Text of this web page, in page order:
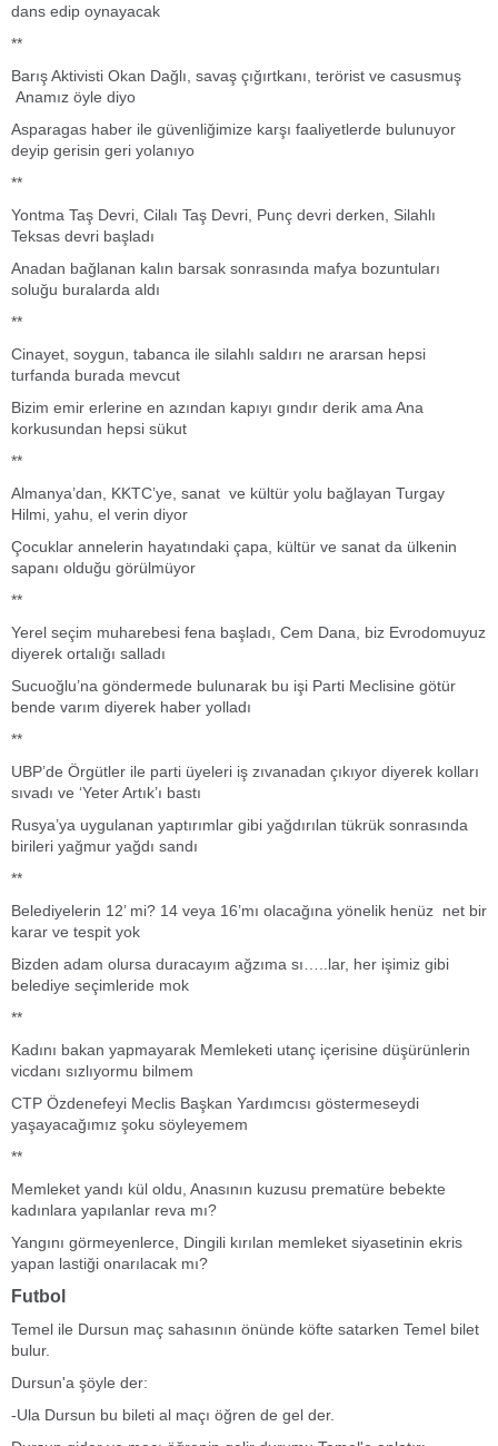
dans edip oynayacak
**
Barış Aktivisti Okan Dağlı, savaş çığırtkanı, terörist ve casusmuş
Anamız öyle diyo
Asparagas haber ile güvenliğimize karşı faaliyetlerde bulunuyor
deyip gerisin geri yolanıyo
**
Yontma Taş Devri, Cilalı Taş Devri, Punç devri derken, Silahlı
Teksas devri başladı
Anadan bağlanan kalın barsak sonrasında mafya bozuntuları
soluğu buralarda aldı
**
Cinayet, soygun, tabanca ile silahlı saldırı ne ararsan hepsi
turfanda burada mevcut
Bizim emir erlerine en azından kapıyı gındır derik ama Ana
korkusundan hepsi sükut
**
Almanya’dan, KKTC’ye, sanat ve kültür yolu bağlayan Turgay
Hilmi, yahu, el verin diyor
Çocuklar annelerin hayatındaki çapa, kültür ve sanat da ülkenin
sapanı olduğu görülmüyor
**
Yerel seçim muharebesi fena başladı, Cem Dana, biz Evrodomuyuz
diyerek ortalığı salladı
Sucuoğlu’na göndermede bulunarak bu işi Parti Meclisine götür
bende varım diyerek haber yolladı
**
UBP’de Örgütler ile parti üyeleri iş zıvanadan çıkıyor diyerek kolları
sıvadı ve ‘Yeter Artık’ı bastı
Rusya’ya uygulanan yaptırımlar gibi yağdırılan tükrük sonrasında
birileri yağmur yağdı sandı
**
Belediyelerin 12’ mi? 14 veya 16’mı olacağına yönelik henüz net bir
karar ve tespit yok
Bizden adam olursa duracayım ağzıma sı…..lar, her işimiz gibi
belediye seçimleride mok
**
Kadını bakan yapmayarak Memleketi utanç içerisine düşürünlerin
vicdanı sızlıyormu bilmem
CTP Özdenefeyi Meclis Başkan Yardımcısı göstermeseydi
yaşayacağımız şoku söyleyemem
**
Memleket yandı kül oldu, Anasının kuzusu prematüre bebekte
kadınlara yapılanlar reva mı?
Yangını görmeyenlerce, Dingili kırılan memleket siyasetinin ekris
yapan lastiği onarılacak mı?
Futbol
Temel ile Dursun maç sahasının önünde köfte satarken Temel bilet
bulur.
Dursun'a şöyle der:
-Ula Dursun bu bileti al maçı öğren de gel der.